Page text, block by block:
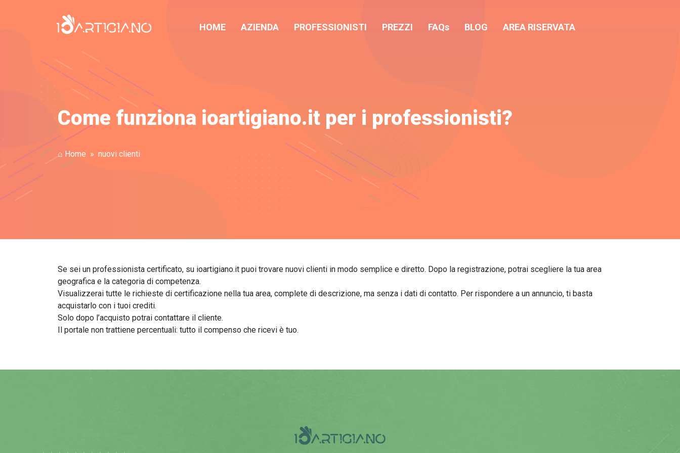
HOME AZIENDA PROFESSIONISTI PREZZI FAQs BLOG AREA RISERVATA
Come funziona ioartigiano.it per i professionisti?
⌂ Home nuovi clienti
Se sei un professionista certificato, su ioartigiano.it puoi trovare nuovi clienti in modo semplice e diretto. Dopo la registrazione, potrai scegliere la tua area
geografica e la categoria di competenza.
Visualizzerai tutte le richieste di certificazione nella tua area, complete di descrizione, ma senza i dati di contatto. Per rispondere a un annuncio, ti basta
acquistarlo con i tuoi crediti.
Solo dopo l’acquisto potrai contattare il cliente.
Il portale non trattiene percentuali: tutto il compenso che ricevi è tuo.